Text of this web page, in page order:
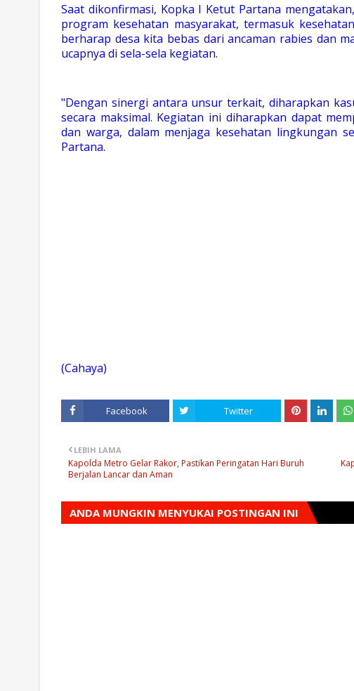
Saat dikonfirmasi, Kopka I Ketut Partana
program kesehatan masyarakat, termasuk
berharap desa kita bebas dari ancaman rabies dan
ucapnya di sela-sela kegiatan.
"Dengan sinergi antara unsur terkait, diharapkan
secara maksimal. Kegiatan ini diharapkan dapat
dan warga, dalam menjaga kesehatan lingkungan
Partana.
(Cahaya)
Facebook Twitter
LEBIH LAMA
Kapolda Metro Gelar Rakor, Pastikan Peringatan Hari Buruh
Berjalan Lancar dan Aman
ANDA MUNGKIN MENYUKAI POSTINGAN INI